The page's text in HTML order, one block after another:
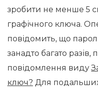
зробити не менше 5
графічного ключа.
повідомить, що
занадто багато разів,
повідомлення виду
ключ? Для подальших